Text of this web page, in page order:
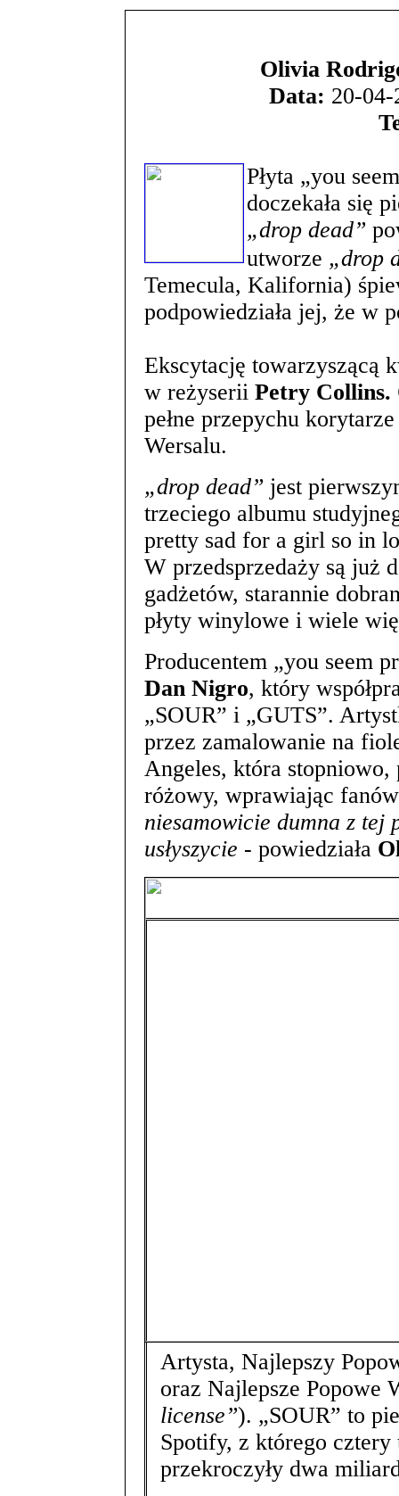
Olivia
Data: 20-
Płyta „you
doczekała się
„drop dead”
utworze „drop
Temecula, Kalifornia)
podpowiedziała jej, że w
Ekscytację towarzyszącą
w reżyserii Petry
pełne przepychu
Wersalu.
„drop dead” jest
trzeciego albumu
pretty sad for a girl so in
W przedsprzedaży są już
gadżetów, starannie
płyty winylowe i wiele
Producentem „you seem
Dan Nigro, który
„SOUR” i „GUTS”.
przez zamalowanie na
Angeles, która
różowy, wprawiając
niesamowicie dumna z tej
usłyszycie - powiedziała
Artysta, Najlepszy
oraz Najlepsze Popowe
license”). „SOUR” to
Spotify, z którego
przekroczyły dwa